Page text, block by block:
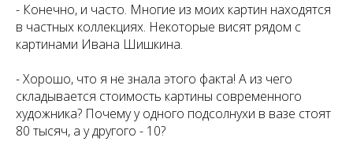
- Конечно, и часто. Многие из моих картин находятся
в частных коллекциях. Некоторые висят рядом с
картинами Ивана Шишкина.
-Хорошо, что я не знала этого факта! А из чего
складывается стоимость картины современного
художника? Почему у одного подсолнухи в вазе стоят
80 тысяч, а у другого - 10?